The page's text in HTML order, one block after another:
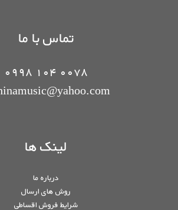
تماس با ما
0078 104 0998
لینک ها
درباره ما
روش های ارسال
شرایط فروش اقساطی